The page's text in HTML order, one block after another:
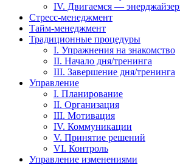
IV. Двигаемся —
Стресс-менеджмент
Тайм-менеджмент
Традиционные процедуры
I. Упражнения на знакомство
II. Начало дня/тренинга
III. Завершение дня/тренинга
Управление
I. Планирование
II. Организация
III. Мотивация
IV. Коммуникации
V. Принятие решений
VI. Контроль
Управление изменениями